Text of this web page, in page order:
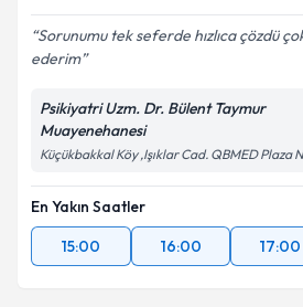
Sorunumu tek seferde hızlıca çözdü
ederim
Psikiyatri Uzm. Dr. Bülent Taymur
Muayenehanesi
Küçükbakkal Köy ,Işıklar Cad. QBMED Plaza
En Yakın Saatler
15:00
16:00 17:00